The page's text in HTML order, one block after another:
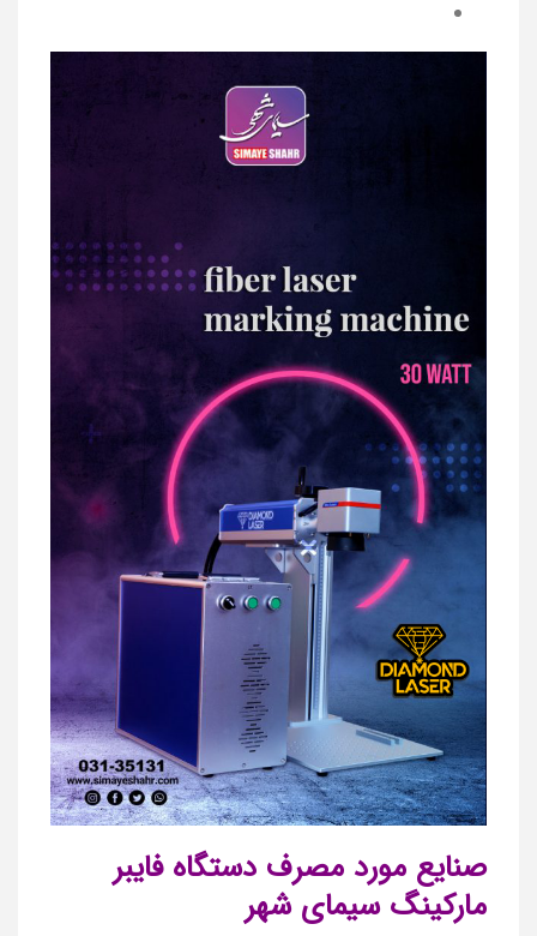
صنایع مورد مصرف دستگاه فایبر
مارکینگ سیمای شهر